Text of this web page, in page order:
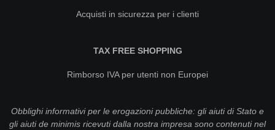
Acquisti in sicurezza per i clienti
TAX FREE SHOPPING
Rimborso IVA per utenti non Europei
Obblighi informativi per le erogazioni pubbliche: gli aiuti di Stato e
gli aiuti de minimis ricevuti dalla nostra impresa sono contenuti nel